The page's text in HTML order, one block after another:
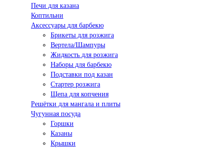
Печи для казана
Коптильни
Аксессуары для барбекю
Брикеты для розжига
Вертела/Шампуры
Жидкость для розжига
Наборы для барбекю
Подставки под казан
Стартер розжига
Щепа для копчения
Решётки для мангала и плиты
Чугунная посуда
Горшки
Казаны
Крышки